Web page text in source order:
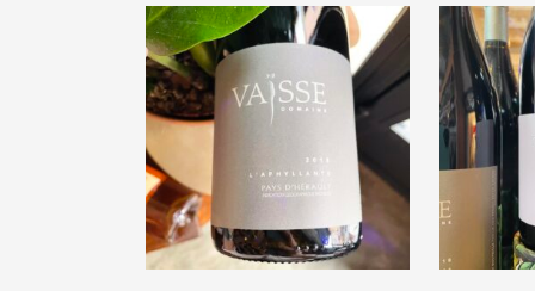
€10,00
Domaine Vaïsse
« L’Aphyllante » 2018
«